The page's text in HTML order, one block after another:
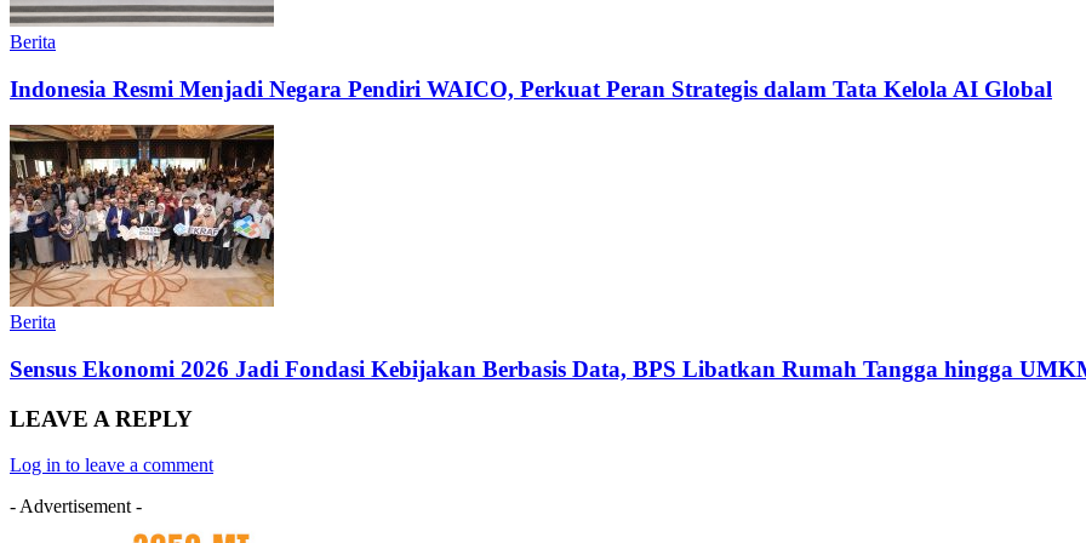
Berita
Indonesia Resmi Menjadi Negara Pendiri WAICO, Perkuat Peran Strategis dalam Tata Kelola AI Global
Berita
Sensus Ekonomi 2026 Jadi Fondasi Kebijakan Berbasis Data, BPS Libatkan Rumah Tangga hingga
LEAVE A REPLY
Log in to leave a comment
- Advertisement -